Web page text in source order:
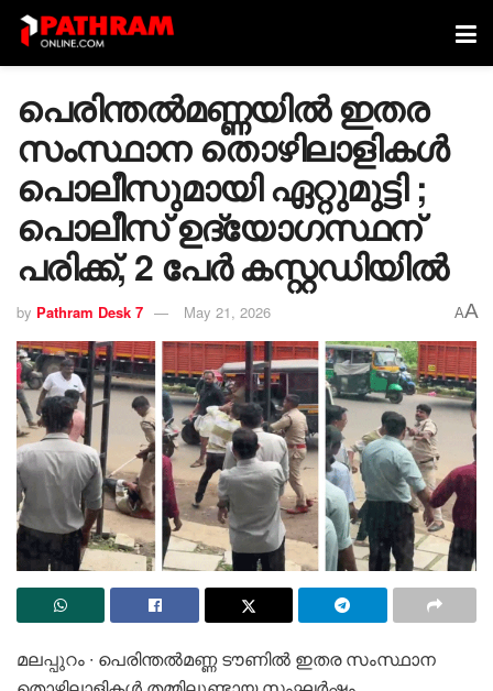
പെരിന്തൽമണ്ണയിൽ ഇതര
സംസ്ഥാന തൊഴിലാളികള്‍
പൊലീസുമായി ഏറ്റുമുട്ടി ;
പൊലീസ് ഉദ്യോഗസ്ഥന്
പരിക്ക്, 2 പേര്‍ കസ്റ്റഡിയിൽ
by Pathram Desk 7 May 21, 2026 AA
മലപ്പുറം ∙ പെരിന്തൽമണ്ണ ടൗണിൽ ഇതര സംസ്ഥാന